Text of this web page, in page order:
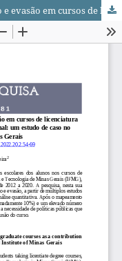
Mapeamento longitudinal da retenção e evasão em cursos de licenciatura como contribuição à governança educacional: um estudo de caso no Instituto Federal de Minas Gerais